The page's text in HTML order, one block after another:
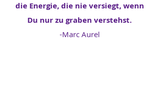
die Energie, die nie versiegt, wenn
Du nur zu graben verstehst.
-Marc Aurel